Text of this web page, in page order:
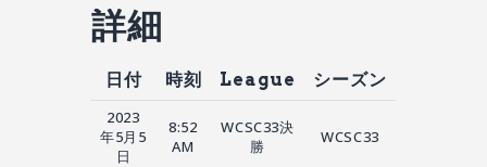
参加プログラム
詳細
日付 時刻 League シーズン
2023
年5月5
日
8:52
AM
WCSC33決
勝
WCSC33